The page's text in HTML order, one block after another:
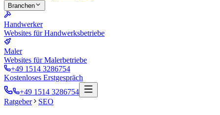
Branchen
Handwerker
Websites für Handwerksbetriebe
Maler
Websites für Malerbetriebe
+49 1514 3286754
Kostenloses Erstgespräch
+49 1514 3286754
Ratgeber
SEO